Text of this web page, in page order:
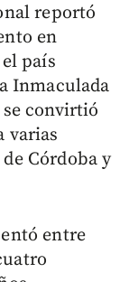
reportó
en
país
Inmaculada
se convirtió
varias
Córdoba y
entre